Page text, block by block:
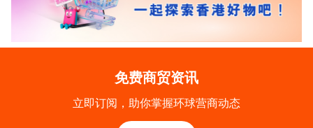
免费商贸资讯
立即订阅，助你掌握环球营商动态